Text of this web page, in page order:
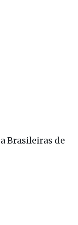
Brasileiras de